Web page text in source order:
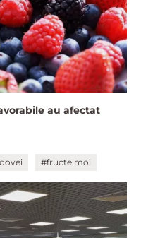
au afectat
#fructe moi